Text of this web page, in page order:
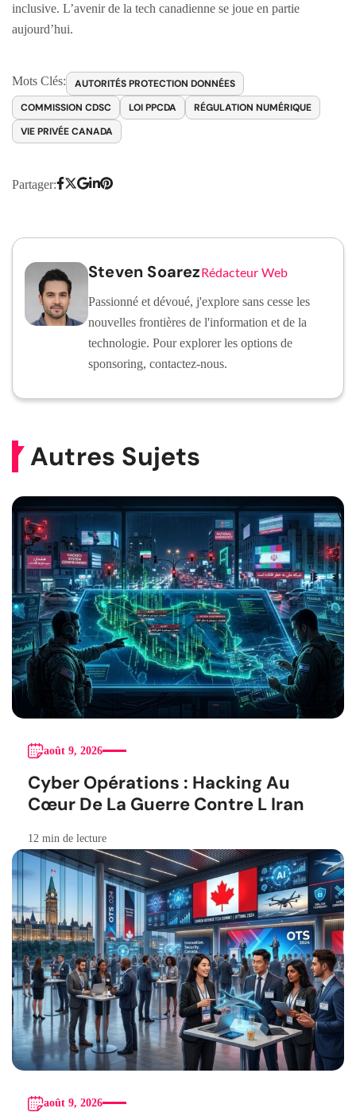
inclusive. L’avenir de la tech canadienne se joue en partie
aujourd’hui.
Mots Clés:
AUTORITÉS PROTECTION DONNÉES
COMMISSION CDSC
LOI PPCDA
RÉGULATION NUMÉRIQUE
VIE PRIVÉE CANADA
Partager:
Steven SoarezRédacteur Web
Passionné et dévoué, j'explore sans cesse les
nouvelles frontières de l'information et de la
technologie. Pour explorer les options de
sponsoring, contactez-nous.
Autres Sujets
août 9, 2026
Cyber Opérations : Hacking Au
Cœur De La Guerre Contre L Iran
12 min de lecture
août 9, 2026